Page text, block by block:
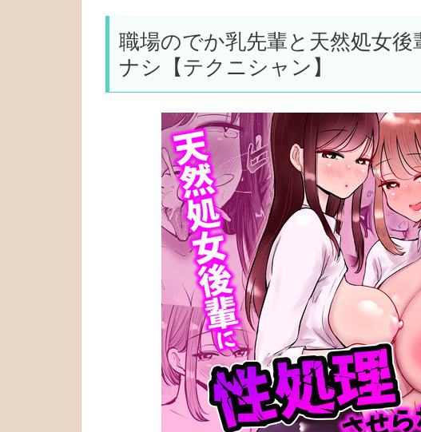
職場のでか乳先輩と天然処女
ナシ【テクニシャン】